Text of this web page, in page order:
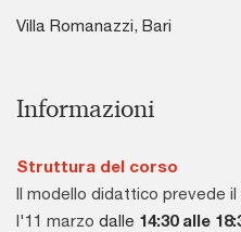
Villa Romanazzi, Bari
Informazioni
Struttura del corso
Il modello didattico prevede il
l'11 marzo dalle 14:30 alle